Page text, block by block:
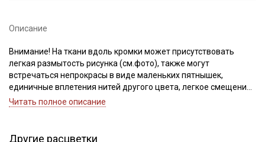
Описание
Внимание! На ткани вдоль кромки может присутствовать
легкая размытость рисунка (см.фото), также могут
встречаться непрокрасы в виде маленьких пятнышек,
единичные вплетения нитей другого цвета, легкое смещение
рисунка. ширина ткани ±2см. При продаже ткань режем по
Читать полное описание
Другие расцветки